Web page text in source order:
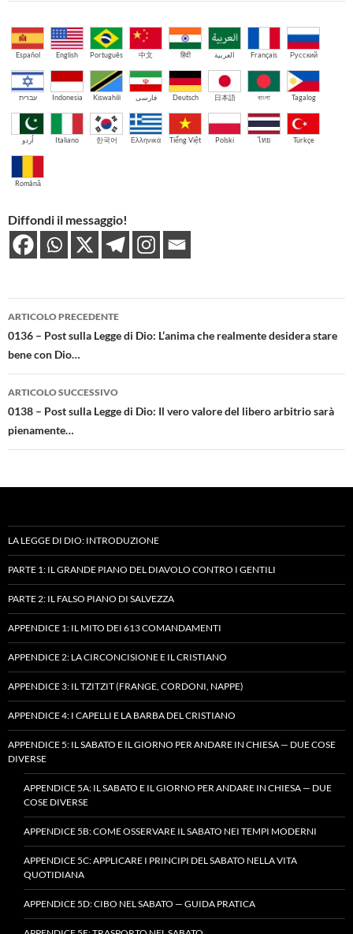
Español English Português 中文 हिंदी العربية Français Русский
עברית Indonesia Kiswahili فارسی Deutsch 日本語 বাংলা Tagalog
اُردو Italiano 한국어 Ελληνικά Tiếng Việt Polski ไทย Türkçe
Română
Diffondi il messaggio!
Navigazione
articolo
ARTICOLO PRECEDENTE
0136 – Post sulla Legge di Dio: L’anima che realmente desidera stare
bene con Dio…
ARTICOLO SUCCESSIVO
0138 – Post sulla Legge di Dio: Il vero valore del libero arbitrio sarà
pienamente…
LA LEGGE DI DIO: INTRODUZIONE
PARTE 1: IL GRANDE PIANO DEL DIAVOLO CONTRO I GENTILI
PARTE 2: IL FALSO PIANO DI SALVEZZA
APPENDICE 1: IL MITO DEI 613 COMANDAMENTI
APPENDICE 2: LA CIRCONCISIONE E IL CRISTIANO
APPENDICE 3: IL TZITZIT (FRANGE, CORDONI, NAPPE)
APPENDICE 4: I CAPELLI E LA BARBA DEL CRISTIANO
APPENDICE 5: IL SABATO E IL GIORNO PER ANDARE IN CHIESA — DUE COSE
DIVERSE
APPENDICE 5A: IL SABATO E IL GIORNO PER ANDARE IN CHIESA — DUE
COSE DIVERSE
APPENDICE 5B: COME OSSERVARE IL SABATO NEI TEMPI MODERNI
APPENDICE 5C: APPLICARE I PRINCIPI DEL SABATO NELLA VITA
QUOTIDIANA
APPENDICE 5D: CIBO NEL SABATO — GUIDA PRATICA